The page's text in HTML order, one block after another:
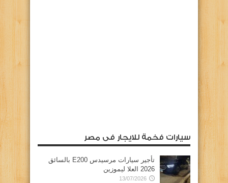
سيارات فخمة للايجار فى مصر
تأجير سيارات مرسيدس E200 بالسائق
2026 العلا ليموزين
13/07/2026